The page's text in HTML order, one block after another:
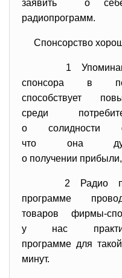
заявить о себе
радиопрограмм.
Спонсорство
1
спонсора в
способствует
среди
о
что она
о получении
2 Радио
программе
товаров фирмы-
у нас
программе для
минут.